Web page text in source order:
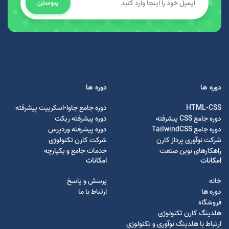
پیوستن
دوره ها
HTML-CSS
دوره جامع CSS پیشرفته
دوره جامع TailwindCSS
شرکت نوآوری پرداز کارن
راهکارهای نوین صنعت
دوره ها
دوره جامع جاوا-اسکریپت پیشرفته
دوره پیشرفته ریکت
دوره پیشرفته وردپرس
شرکت کارن تکنولوژی
خدمات جامع و یکپارچه
امکانات
خانه
دوره ها
فروشگاه
هلدینگ کارن تکنولوژی
ارتباط با هلدینگ نوآوری و تکنولوژی
امکانات
پرسش و پاسخ
ارتباط با ما